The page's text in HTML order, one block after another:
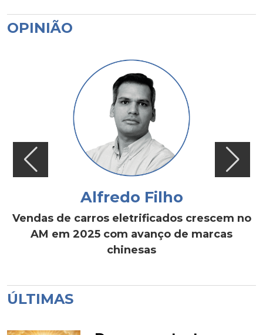
OPINIÃO
Alfredo Filho
Vendas de carros eletrificados crescem no
AM em 2025 com avanço de marcas
chinesas
ÚLTIMAS